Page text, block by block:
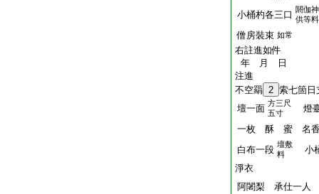
小桶杓各三口 閼伽神
供等料
僧房裝束 如常
右註進如件
年 月 日
注進
不空羂 2 索七箇日
壇一面 方三尺
五寸
燈
一枚 酥 蜜 名
白布一段 壇敷
料
小
淨衣
阿闍梨 承仕一人